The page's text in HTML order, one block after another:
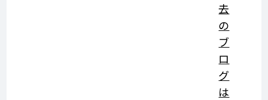
去
の
ブ
ロ
グ
は